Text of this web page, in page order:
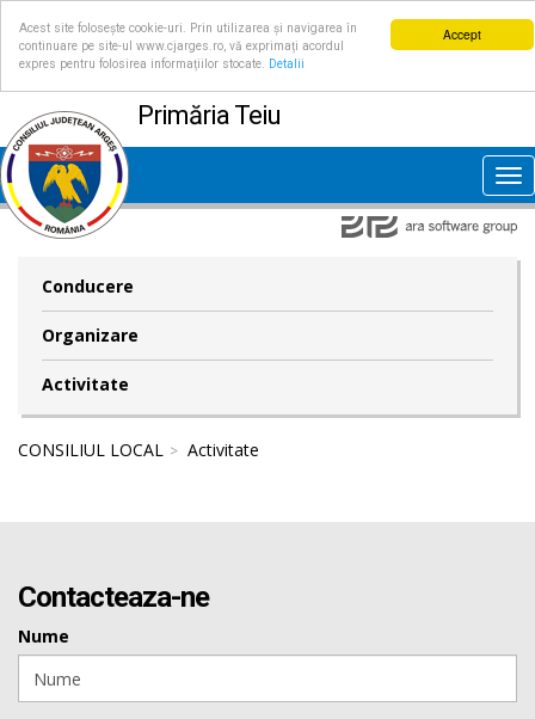
Accept
Acest site folosește cookie-uri. Prin utilizarea și navigarea în
continuare pe site-ul www.cjarges.ro, vă exprimați acordul
expres pentru folosirea informațiilor stocate.
Detalii
Primăria Teiu
Conducere
Organizare
Activitate
CONSILIUL LOCAL Activitate
Contacteaza-ne
Nume